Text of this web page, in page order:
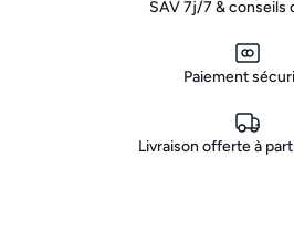
SAV 7j/7 & conseils
Paiement
Livraison offerte à